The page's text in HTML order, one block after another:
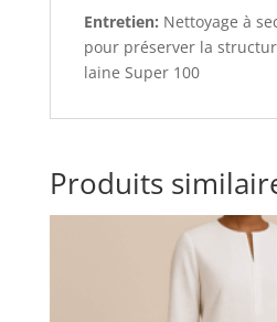
Entretien: Nettoyage à
pour préserver la
laine Super 100
Produits